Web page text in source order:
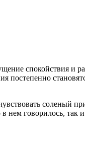
спокойствия и
постепенно
соленый
говорилось, так и